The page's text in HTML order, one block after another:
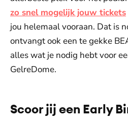
zo snel mogelijk jouw tickets
jou helemaal vooraan. Dat is
ontvangt ook een te gekke
alles wat je nodig hebt voor
GelreDome.
Scoor jij een Early